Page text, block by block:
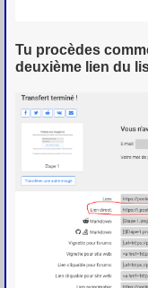
Tu procèdes
deuxième lien du